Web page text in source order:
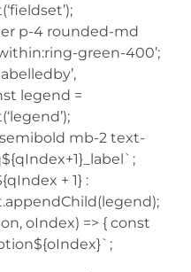
p-4 rounded-md
green-400’;
legend =
semibold mb-2 text-
+ 1} :
oIndex) => { const